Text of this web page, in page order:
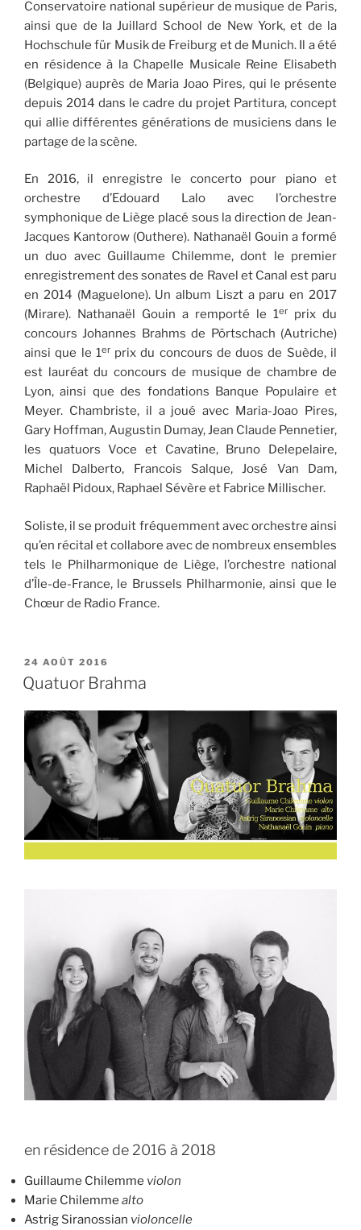
Conservatoire national supérieur de musique de Paris,
ainsi que de la Juillard School de New York, et de la
Hochschule für Musik de Freiburg et de Munich. Il a été
en résidence à la Chapelle Musicale Reine Elisabeth
(Belgique) auprès de Maria Joao Pires, qui le présente
depuis 2014 dans le cadre du projet Partitura, concept
qui allie différentes générations de musiciens dans le
partage de la scène.
En 2016, il enregistre le concerto pour piano et
orchestre d’Edouard Lalo avec l’orchestre
symphonique de Liège placé sous la direction de Jean-
Jacques Kantorow (Outhere). Nathanaël Gouin a formé
un duo avec Guillaume Chilemme, dont le premier
enregistrement des sonates de Ravel et Canal est paru
en 2014 (Maguelone). Un album Liszt a paru en 2017
(Mirare). Nathanaël Gouin a remporté le 1er
prix du
concours Johannes Brahms de Pörtschach (Autriche)
ainsi que le 1erprix du concours de duos de Suède, il
est lauréat du concours de musique de chambre de
Lyon, ainsi que des fondations Banque Populaire et
Meyer. Chambriste, il a joué avec Maria-Joao Pires,
Gary Hoffman, Augustin Dumay, Jean Claude Pennetier,
les quatuors Voce et Cavatine, Bruno Delepelaire,
Michel Dalberto, Francois Salque, José Van Dam,
Raphaël Pidoux, Raphael Sévère et Fabrice Millischer.
Soliste, il se produit fréquemment avec orchestre ainsi
qu’en récital et collabore avec de nombreux ensembles
tels le Philharmonique de Liège, l’orchestre national
d’Île-de-France, le Brussels Philharmonie, ainsi que le
Chœur de Radio France.
PUBLIÉ
LE
24 AOÛT 2016
Quatuor Brahma
en résidence de 2016 à 2018
Guillaume Chilemme violon
Marie Chilemme alto
Astrig Siranossian violoncelle